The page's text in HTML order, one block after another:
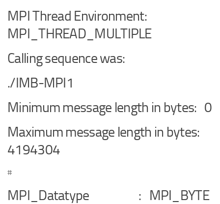
MPI Thread Environment:
MPI_THREAD_MULTIPLE
Calling sequence was:
./IMB-MPI1
Minimum message length in bytes: 0
Maximum message length in bytes:
4194304
#
MPI_Datatype : MPI_BYTE